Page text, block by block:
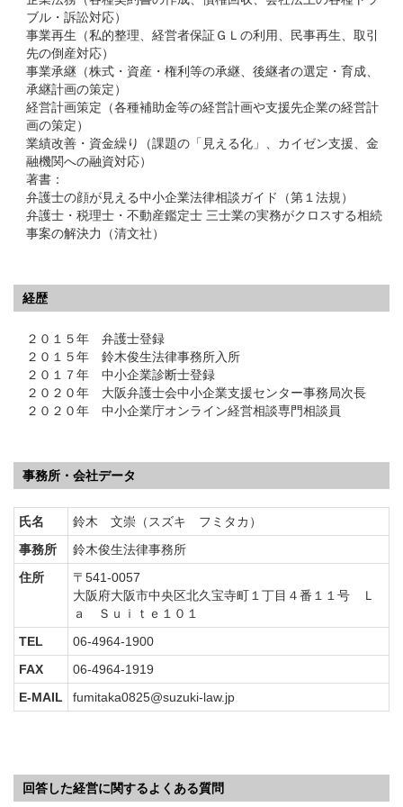
ブル・訴訟対応）
事業再生（私的整理、経営者保証ＧＬの利用、民事再生、取引
先の倒産対応）
事業承継（株式・資産・権利等の承継、後継者の選定・育成、
承継計画の策定）
経営計画策定（各種補助金等の経営計画や支援先企業の経営計
画の策定）
業績改善・資金繰り（課題の「見える化」、カイゼン支援、金
融機関への融資対応）
著書：
弁護士の顔が見える中小企業法律相談ガイド（第１法規）
弁護士・税理士・不動産鑑定士 三士業の実務がクロスする相続
事案の解決力（清文社）
経歴
２０１５年 弁護士登録
２０１５年 鈴木俊生法律事務所入所
２０１７年 中小企業診断士登録
２０２０年 大阪弁護士会中小企業支援センター事務局次長
２０２０年 中小企業庁オンライン経営相談専門相談員
事務所・会社データ
氏名
鈴木 文崇（スズキ フミタカ）
事務所
鈴木俊生法律事務所
住所
〒541-0057
大阪府大阪市中央区北久宝寺町１丁目４番１１号 Ｌ
ａ Ｓｕｉｔｅ１０１
TEL
06-4964-1900
FAX
06-4964-1919
E-MAIL
fumitaka0825@suzuki-law.jp
回答した経営に関するよくある質問